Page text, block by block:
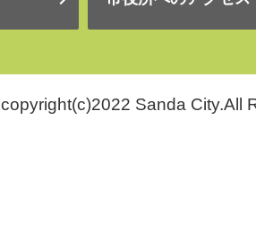
copyright(c)2022 Sanda City.All